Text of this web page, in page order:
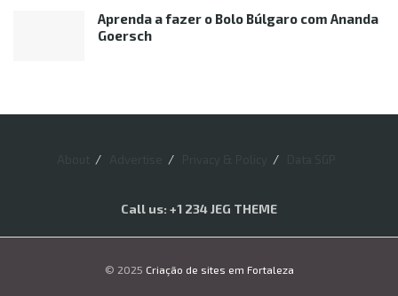
Aprenda a fazer o Bolo Búlgaro com Ananda
Goersch
Call us: +1 234 JEG THEME
© 2025 Criação de sites em Fortaleza